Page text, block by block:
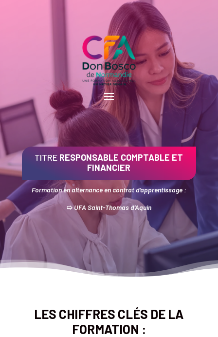
TITRE RESPONSABLE COMPTABLE ET
FINANCIER
Formation en alternance en contrat d’apprentissage :
➯UFA Saint-Thomas d’Aquin
LES CHIFFRES CLÉS DE LA
FORMATION :